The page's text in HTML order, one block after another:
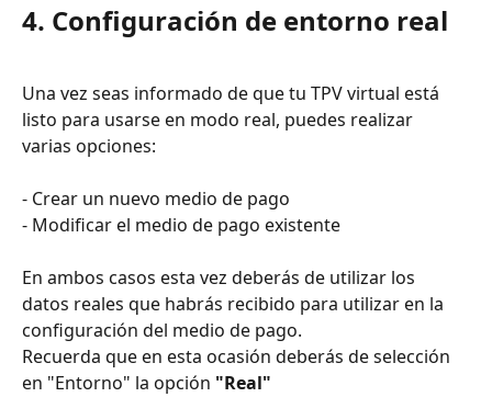
4. Configuración de entorno real
Una vez seas informado de que tu TPV virtual está
listo para usarse en modo real, puedes realizar
varias opciones:
- Crear un nuevo medio de pago
- Modificar el medio de pago existente
En ambos casos esta vez deberás de utilizar los
datos reales que habrás recibido para utilizar en la
configuración del medio de pago.
Recuerda que en esta ocasión deberás de selección
en "Entorno" la opción "Real"